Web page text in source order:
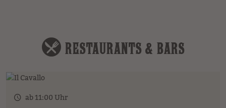
RESTAURANTS & BARS
ab 11:00 Uhr